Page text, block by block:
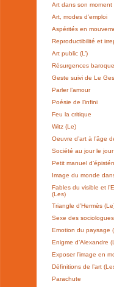
Art dans son moment
Art, modes d’emploi
Aspérités en
Reproductibilité et
Art public (L’)
Résurgences
Geste suivi de Le
Parler l’amour
Poésie de l’infini
Feu la critique
Witz (Le)
Oeuvre d’art à l’âge
Société au jour le
Petit manuel
Image du monde
Fables du visible et
(Les)
Triangle d’Hermès
Sexe des
Emotion du paysage
Enigme d’Alexandre
Exposer l’image en
Définitions de l’art
Parachute